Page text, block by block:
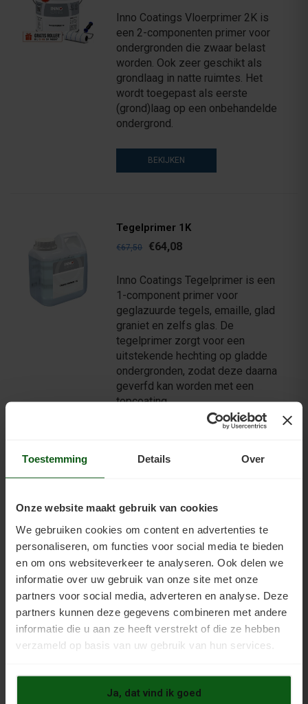
Toestemming Details Over
Onze website maakt gebruik van cookies
We gebruiken cookies om content en advertenties te
personaliseren, om functies voor social media te bieden
en om ons websiteverkeer te analyseren. Ook delen we
informatie over uw gebruik van onze site met onze
partners voor social media, adverteren en analyse. Deze
partners kunnen deze gegevens combineren met andere
informatie die u aan ze heeft verstrekt of die ze hebben
verzameld op basis van uw gebruik van hun services.
Ja, dat vind ik goed
Inno Coatings Vloerprimer 2K is
een 2-componenten primer voor
ondergronden die zwaar belast
worden. Ook zeer geschikt als
grondlaag in natte ruimtes. Het
wordt toegepast als eerste
(grond)laag op een onbehandelde
ondergrond.
BEKIJKEN
Tegelprimer 1K
€67,50 €64,08
Inno Coatings Tegelprimer is een
1-component primer voor
geglazuurde tegels, emaille, glad
graniet en zelfs glas. De
tegelprimer zorgt voor een
uitstekende hechting op gladde
ondergronden, zodat deze daarna
geverfd kan worden met een
topcoating.
Vulprimer 2K Pro
€137,50
Vulprimer Pro is een
oplosmiddelvrij, 2 componenten
basis. Dit product heeft speciale
aandacht nodig! Lees zorgvuldig
de uitgebreide werkwijzer door of
neem contact met ons op!